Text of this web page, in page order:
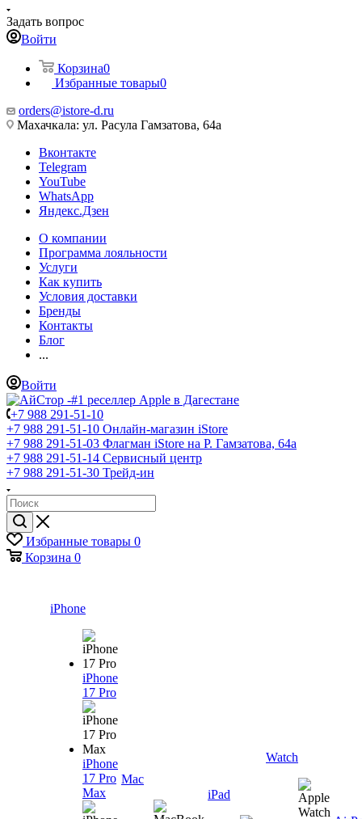
Задать вопрос
Войти
Корзина0
Избранные товары0
orders@istore-d.ru
Махачкала: ул. Расула Гамзатова, 64а
Вконтакте
Telegram
YouTube
WhatsApp
Яндекс.Дзен
О компании
Программа лояльности
Услуги
Как купить
Условия доставки
Бренды
Контакты
Блог
...
Войти
+7 988 291-51-10
+7 988 291-51-10 Онлайн-магазин iStore
+7 988 291-51-03 Флагман iStore на Р. Гамзатова, 64а
+7 988 291-51-14 Сервисный центр
+7 988 291-51-30 Трейд-ин
Избранные товары 0
Корзина 0
iPhone
iPhone
17 Pro
iPhone
17 Pro
Max
Mac
iPad
Watch